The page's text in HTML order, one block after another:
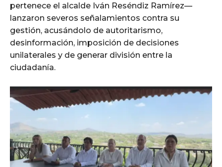
pertenece el alcalde Iván Reséndiz Ramírez—
lanzaron severos señalamientos contra su
gestión, acusándolo de autoritarismo,
desinformación, imposición de decisiones
unilaterales y de generar división entre la
ciudadanía.